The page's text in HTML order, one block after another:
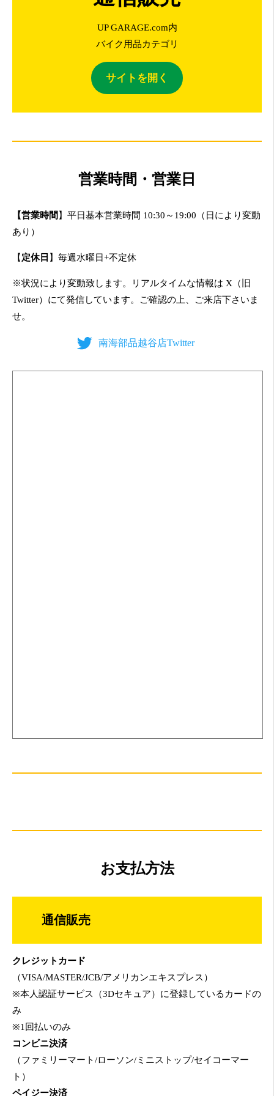
UP GARAGE.com内
バイク用品カテゴリ
サイトを開く
営業時間・営業日
【営業時間 】平日基本営業時間 10:30～19:00（日により変動
あり）
【 定休日 】毎週水曜日+不定休
※状況により変動致します。リアルタイムな情報は X（旧
Twitter）にて発信しています。ご確認の上、ご来店下さいま
せ。
南海部品越谷店Twitter
お支払方法
通信販売
クレジットカード
（VISA/MASTER/JCB/アメリカンエキスプレス）
※本人認証サービス（3Dセキュア）に登録しているカードの
み
※1回払いのみ
コンビニ決済
（ファミリーマート/ローソン/ミニストップ/セイコーマー
ト）
ペイジー決済